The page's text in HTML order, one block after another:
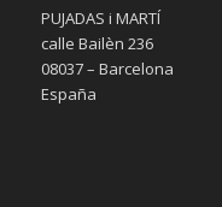
PUJADAS i MARTÍ
calle Bailèn 236
08037 – Barcelona
España